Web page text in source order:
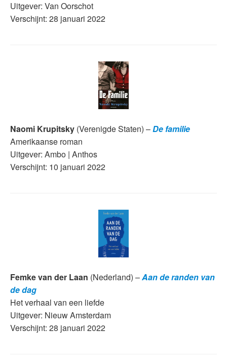
Uitgever: Van Oorschot
Verschijnt: 28 januari 2022
Naomi Krupitsky (Verenigde Staten) –De familie
Amerikaanse roman
Uitgever: Ambo | Anthos
Verschijnt: 10 januari 2022
Femke van der Laan (Nederland) –Aan de randen van
de dag
Het verhaal van een liefde
Uitgever: Nieuw Amsterdam
Verschijnt: 28 januari 2022